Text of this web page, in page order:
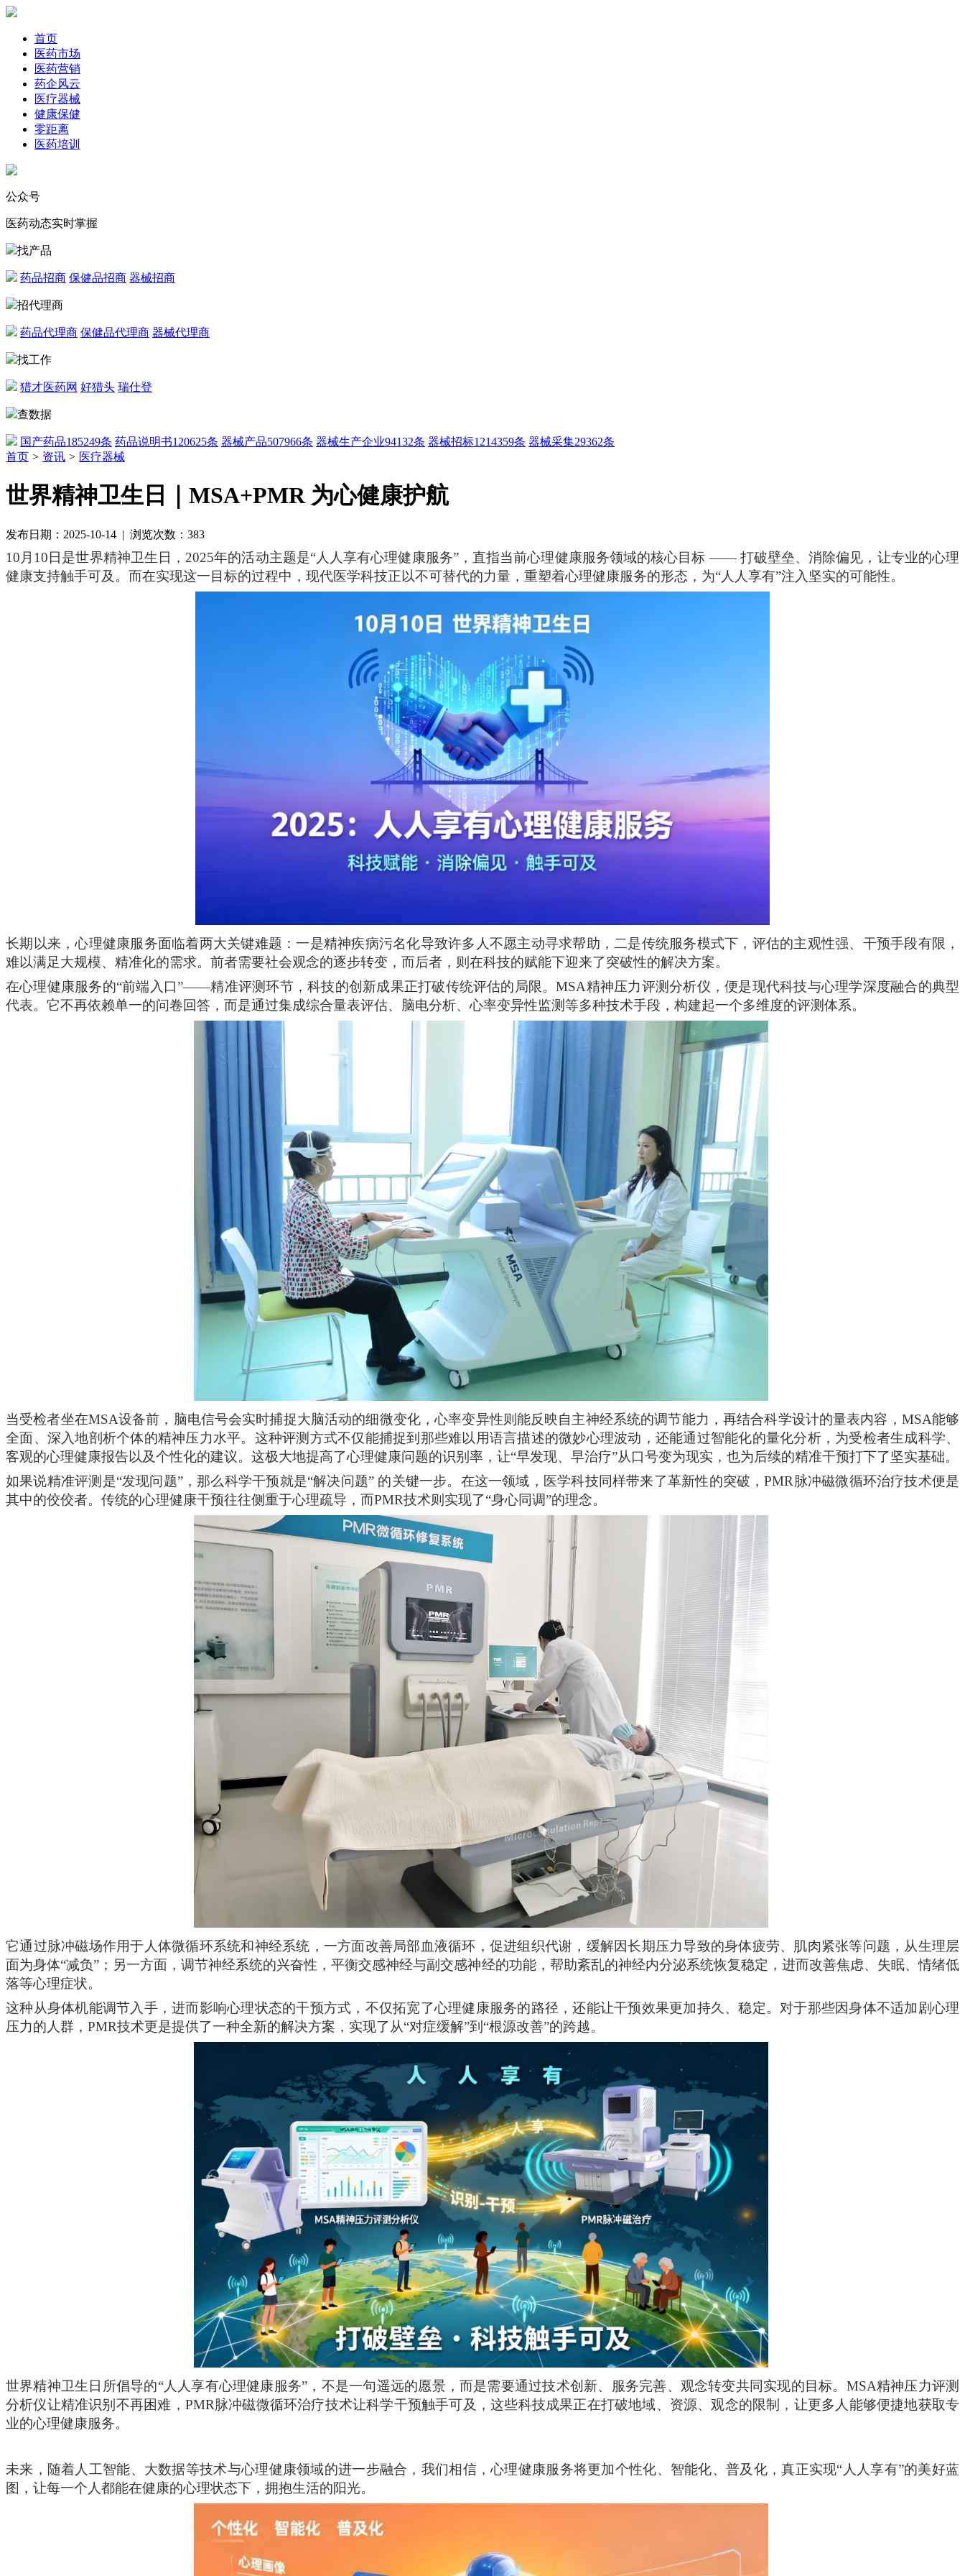
首页
医药市场
医药营销
药企风云
医疗器械
健康保健
零距离
医药培训
公众号
医药动态实时掌握
找产品
药品招商 保健品招商 器械招商
招代理商
药品代理商 保健品代理商 器械代理商
找工作
猎才医药网 好猎头 瑞仕登
查数据
国产药品185249条 药品说明书120625条 器械产品507966条 器械生产企业94132条 器械招标1214359条 器械采集29362条
首页 > 资讯 > 医疗器械
世界精神卫生日｜MSA+PMR 为心健康护航
发布日期：2025-10-14 | 浏览次数：383
10月10日是世界精神卫生日 ， 2025年的活动主题是“人人享有心理健康服务”，直指当前心理健康服务领域的核心目标 —— 打破壁垒、消除偏见，让专业的心理
健康支持触手可及。而在实现这一目标的过程中， 现代医学科技正以不可替代的力量，重塑着心理健康服务的形态，为“人人享有”注入坚实的可能性。
长期以来，心理健康服务面临着两大关键难题：一是精神疾病污名化导致许多人不愿主动寻求帮助，二是传统服务模式下，评估的主观性强、干预手段有限，
难以满足大规模、精准化的需求。前者需要社会观念的逐步转变，而后者，则在科技的赋能下迎来了突破性的解决方案。
在心理健康服务的“前端入口”——精准评测环节，科技的创新成果正打破传统评估的局限。MSA精神压力评测分析仪，便是现代科技与心理学深度融合的典型
代表。它不再依赖单一的问卷回答，而是通过集成综合量表评估、脑电分析、心率变异性监测等多种技术手段，构建起一个多维度的评测体系。
当受检者坐在MSA设备前，脑电信号会实时捕捉大脑活动的细微变化，心率变异性则能反映自主神经系统的调节能力，再结合科学设计的量表内容， MSA能够
全面、深入地剖析个体的精神压力水平。这种评测方式不仅能捕捉到那些难以用语言描述的微妙心理波动，还能通过智能化的量化分析，为受检者生成科学、
客观的心理健康报告以及个性化的建议。这极大地提高了心理健康问题的识别率，让“早发现、早治疗”从口号变为现实，也为后续的精准干预打下了坚实基础。
如果说精准评测是“发现问题”，那么科学干预就是“解决问题” 的关键一步。在这一领域， 医学科技同样带来了革新性的突破，PMR脉冲磁微循环治疗技术便是
其中的佼佼者。传统的心理健康干预往往侧重于心理疏导，而PMR技术则实现了“身心同调”的理念。
它通过脉冲磁场作用于人体微循环系统和神经系统 ， 一方面改善局部血液循环，促进组织代谢，缓解因长期压力导致的身体疲劳、肌肉紧张等问题，从生理层
面为身体“减负”；另一方面，调节神经系统的兴奋性，平衡交感神经与副交感神经的功能，帮助紊乱的神经内分泌系统恢复稳定，进而改善焦虑、失眠、情绪低
落等心理症状。
这种从身体机能调节入手，进而影响心理状态的干预方式，不仅拓宽了心理健康服务的路径，还能让干预效果更加持久、稳定。对于那些因身体不适加剧心理
压力的人群， PMR技术更是提供了一种全新的解决方案，实现了从“对症缓解”到“根源改善”的跨越。
世界精神卫生日所倡导的“人人享有心理健康服务”，不是一句遥远的愿景，而是需要通过技术创新、服务完善、观念转变共同实现的目标。MSA精神压力评测
分析仪让精准识别不再困难，PMR脉冲磁微循环治疗技术让科学干预触手可及，这些科技成果正在打破地域、资源、观念的限制，让更多人能够便捷地获取专
业的心理健康服务。
未来，随着人工智能、大数据等技术与心理健康领域的进一步融合，我们相信，心理健康服务将更加个性化、智能化、普及化，真正实现“人人享有”的美好蓝
图，让每一个人都能在健康的心理状态下，拥抱生活的阳光。